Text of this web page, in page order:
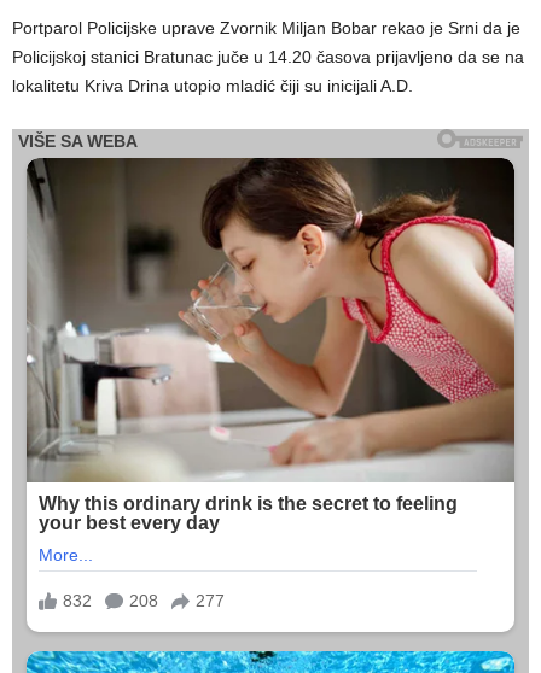
Portparol Policijske uprave Zvornik Miljan Bobar rekao je Srni da je
Policijskoj stanici Bratunac juče u 14.20 časova prijavljeno da se na
lokalitetu Kriva Drina utopio mladić čiji su inicijali A.D.